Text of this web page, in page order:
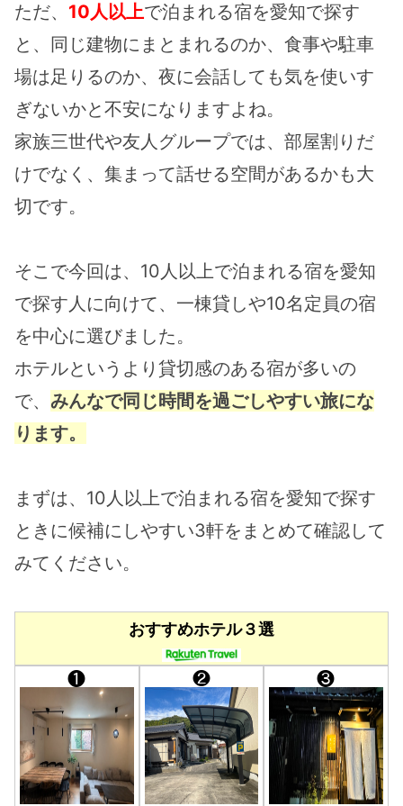
ただ、 10人以上で泊まれる宿を愛知で探す
と、同じ建物にまとまれるのか、食事や駐車
場は足りるのか、夜に会話しても気を使いす
ぎないかと不安になりますよね。
家族三世代や友人グループでは、部屋割りだ
けでなく、集まって話せる空間があるかも大
切です。
そこで今回は、10人以上で泊まれる宿を愛知
で探す人に向けて、一棟貸しや10名定員の宿
を中心に選びました。
ホテルというより貸切感のある宿が多いの
で、 みんなで同じ時間を過ごしやすい旅にな
ります。
まずは、10人以上で泊まれる宿を愛知で探す
ときに候補にしやすい3軒をまとめて確認して
みてください。
おすすめホテル３選
❶ ❷ ❸